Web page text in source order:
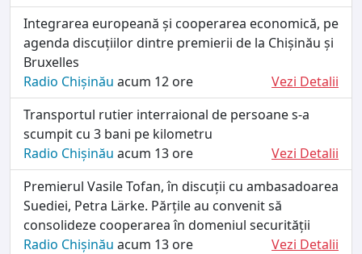
Integrarea europeană și cooperarea economică, pe
agenda discuțiilor dintre premierii de la Chișinău și
Bruxelles
Radio Chișinău acum 12 ore
Vezi Detalii
Transportul rutier interraional de persoane s-a
scumpit cu 3 bani pe kilometru
Radio Chișinău acum 13 ore
Vezi Detalii
Premierul Vasile Tofan, în discuții cu ambasadoarea
Suediei, Petra Lärke. Părțile au convenit să
consolideze cooperarea în domeniul securității
Radio Chișinău acum 13 ore
Vezi Detalii